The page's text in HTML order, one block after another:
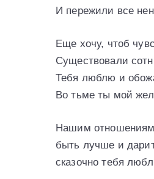
И пережили все
Еще хочу, чтоб
Существовали
Тебя люблю и
Во тьме ты мой
Нашим отношениям
быть лучше и
сказочно тебя